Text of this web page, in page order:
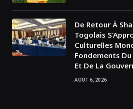
De Retour À
Togolais
Culturelles
Fondements
Et De La
AOÛT 6, 2026